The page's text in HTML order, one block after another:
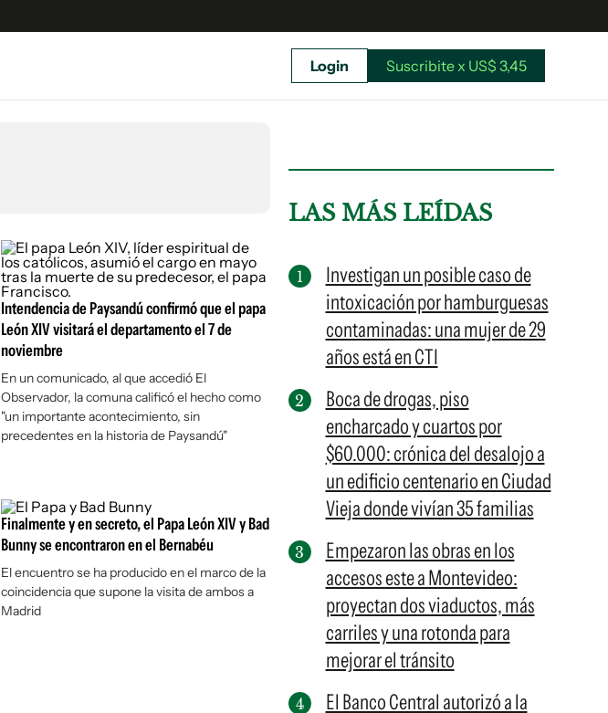
Suscribite x US$ 3,45
Login Suscribite x US$ 3,45
Intendencia de Paysandú confirmó que el papa
León XIV visitará el departamento el 7 de
noviembre
En un comunicado, al que accedió El
Observador, la comuna calificó el hecho como
"un importante acontecimiento, sin
precedentes en la historia de Paysandú"
Finalmente y en secreto, el Papa León XIV y Bad
Bunny se encontraron en el Bernabéu
El encuentro se ha producido en el marco de la
coincidencia que supone la visita de ambos a
Madrid
LAS MÁS LEÍDAS
Investigan un posible caso de
intoxicación por hamburguesas
contaminadas: una mujer de 29
años está en CTI
Boca de drogas, piso
encharcado y cuartos por
$60.000: crónica del desalojo a
un edificio centenario en Ciudad
Vieja donde vivían 35 familias
Empezaron las obras en los
accesos este a Montevideo:
proyectan dos viaductos, más
carriles y una rotonda para
mejorar el tránsito
El Banco Central autorizó a la